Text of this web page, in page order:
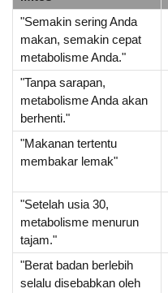
"Semakin sering Anda
makan, semakin cepat
metabolisme Anda."
"Tanpa sarapan,
metabolisme Anda akan
berhenti."
"Makanan tertentu
membakar lemak"
"Setelah usia 30,
metabolisme menurun
tajam."
"Berat badan berlebih
selalu disebabkan oleh